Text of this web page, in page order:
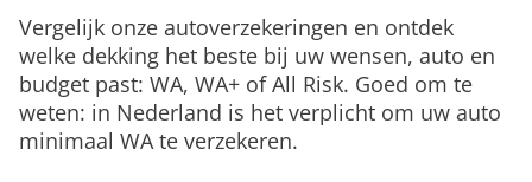
Vergelijk onze autoverzekeringen en ontdek
welke dekking het beste bij uw wensen, auto en
budget past: WA, WA+ of All Risk. Goed om te
weten: in Nederland is het verplicht om uw auto
minimaal WA te verzekeren.